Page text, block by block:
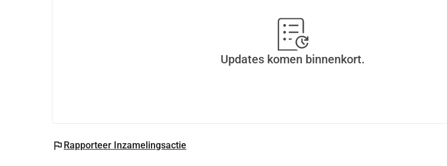
Updates komen binnenkort.
flag Rapporteer Inzamelingsactie